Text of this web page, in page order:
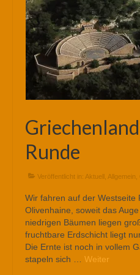
Runde
Veröffentlicht in: Aktuell Allgemein
Wir fahren auf der Westseite
Olivenhaine, soweit das
niedrigen Bäumen liegen
fruchtbare Erdschicht liegt
Die Ernte ist noch in vollem
stapeln sich … Weiter